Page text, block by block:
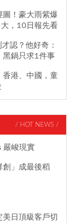
！豪大雨紫爆
，10日報先看
認？他好奇：
鍋只求1件事
香港、中國，童
/ HOT NEWS /
嚴峻現實
」成最後稻
日頂級客戶切